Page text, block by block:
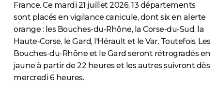
Destinations
City break
Voyage nature
Voyage de noces
Forum
Climat
PHOTO
GUIDES D'ACHAT
CARTE DE VOEUX
France. Ce mardi 21 juillet 2026, 13 départements
sont placés en vigilance canicule, dont six en alerte
orange : les Bouches-du-Rhône, la Corse-du-Sud, la
Haute-Corse, le Gard, l'Hérault et le Var. Toutefois, Les
Bouches-du-Rhône et le Gard seront rétrogradés en
jaune à partir de 22 heures et les autres suivront dès
mercredi 6 heures.